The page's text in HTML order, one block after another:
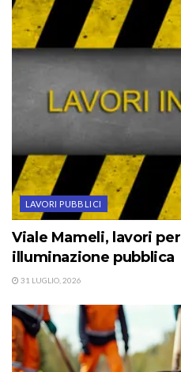
LAVORI PUBBLICI
Viale Mameli, lavori
illuminazione pubblica
31 LUGLIO, 2026